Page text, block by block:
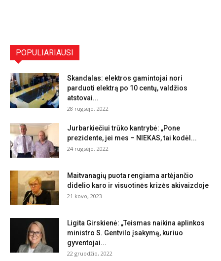
POPULIARIAUSI
Skandalas: elektros gamintojai nori
parduoti elektrą po 10 centų, valdžios
atstovai...
28 rugsėjo, 2022
Jurbarkiečiui trūko kantrybė: „Pone
prezidente, jei mes – NIEKAS, tai kodėl...
24 rugsėjo, 2022
Maitvanagių puota rengiama artėjančio
didelio karo ir visuotinės krizės akivaizdoje
21 kovo, 2023
Ligita Girskienė: „Teismas naikina aplinkos
ministro S. Gentvilo įsakymą, kuriuo
gyventojai...
22 gruodžio, 2022